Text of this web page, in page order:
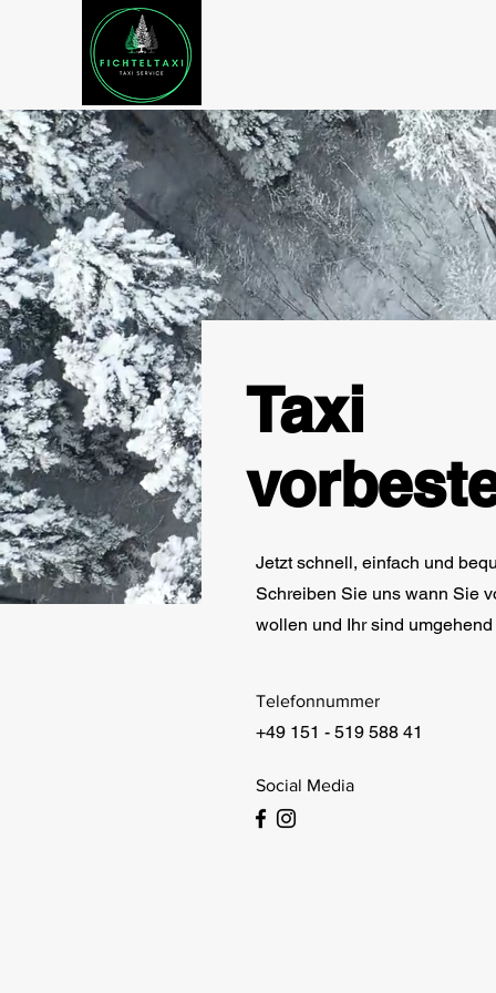
Taxi
Jetzt schnell, einfach und
Schreiben Sie uns wann Sie
wollen und Ihr sind
Telefonnummer
+49 151 - 519 588 41
Social Media